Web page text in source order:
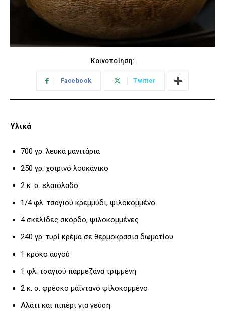
Κοινοποίηση:
Facebook Twitter
Υλικά
700 γρ. λευκά μανιτάρια
250 γρ. χοιρινό λουκάνικο
2 κ. σ. ελαιόλαδο
1/4 φλ. τσαγιού κρεμμύδι, ψιλοκομμένο
4 σκελίδες σκόρδο, ψιλοκομμένες
240 γρ. τυρί κρέμα σε θερμοκρασία δωματίου
1 κρόκο αυγού
1 φλ. τσαγιού παρμεζάνα τριμμένη
2 κ. σ. φρέσκο μαϊντανό ψιλοκομμένο
Αλάτι και πιπέρι για γεύση